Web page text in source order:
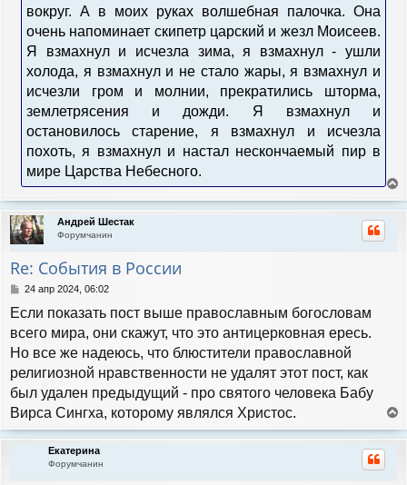
вокруг. А в моих руках волшебная палочка. Она
очень напоминает скипетр царский и жезл Моисеев.
Я взмахнул и исчезла зима, я взмахнул - ушли
холода, я взмахнул и не стало жары, я взмахнул и
исчезли гром и молнии, прекратились шторма,
землетрясения и дожди. Я взмахнул и
остановилось старение, я взмахнул и исчезла
похоть, я взмахнул и настал нескончаемый пир в
мире Царства Небесного.
р
Андрей Шестак
Форумчанин
Re: События в России
С
о
б
е
н
е
24 апр 2024, 06:02
Если показать пост выше православным богословам
всего мира, они скажут, что это антицерковная ересь.
Но все же надеюсь, что блюстители православной
религиозной нравственности не удалят этот пост, как
был удален предыдущий - про святого человека Бабу
Вирса Сингха, которому являлся Христос.
е
р
Екатерина
Форумчанин